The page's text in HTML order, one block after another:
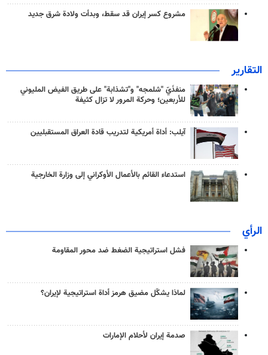
مشروع كسر إيران قد سقط، وبدأت ولادة شرق جديد
التقارير
منفذَيّ "شلمجه" و"تشذابة" على طريق الفيض المليوني
للأربعين؛ وحركة المرور لا تزال كثيفة
آيلب: أداة أمريكية لتدريب قادة العراق المستقبليين
استدعاء القائم بالأعمال الأوكراني إلى وزارة الخارجية
الرأي
فشل استراتيجية الضغط ضد محور المقاومة
لماذا يشكّل مضيق هرمز أداة استراتيجية لإيران؟
صدمة إيران لأحلام الإمارات